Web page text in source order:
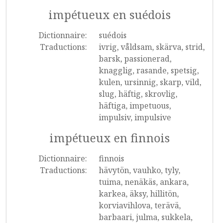
impétueux en suédois
Dictionnaire:
suédois
Traductions:
ivrig, våldsam, skärva, strid,
barsk, passionerad,
knagglig, rasande, spetsig,
kulen, ursinnig, skarp, vild,
slug, häftig, skrovlig,
häftiga, impetuous,
impulsiv, impulsive
impétueux en finnois
Dictionnaire:
finnois
Traductions:
hävytön, vauhko, tyly,
tuima, nenäkäs, ankara,
karkea, äksy, hillitön,
korviavihlova, terävä,
barbaari, julma, sukkela,